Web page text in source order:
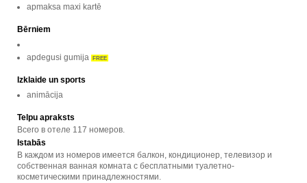
apmaksa maxi kartē
Bērniem
apdegusi gumija FREE
Izklaide un sports
animācija
Telpu apraksts
Всего в отеле 117 номеров.
Istabās
В каждом из номеров имеется балкон, кондиционер, телевизор и
собственная ванная комната с бесплатными туалетно-
косметическими принадлежностями.